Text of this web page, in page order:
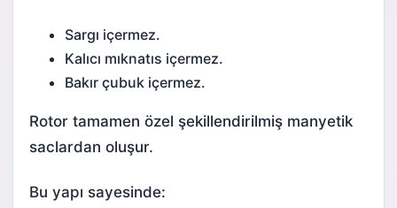
Sargı içermez.
Kalıcı mıknatıs içermez.
Bakır çubuk içermez.
Rotor tamamen özel şekillendirilmiş manyetik
saclardan oluşur.
Bu yapı sayesinde: